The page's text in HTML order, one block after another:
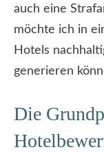
auch eine
möchte ich in
Hotels
generieren
Die